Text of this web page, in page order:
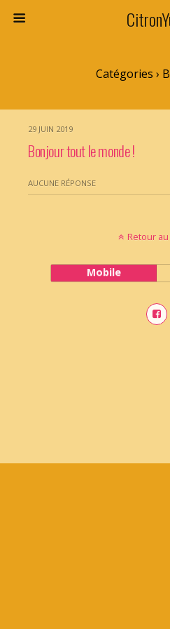
Catégories ›
29 JUIN 2019
Bonjour tout le monde !
AUCUNE RÉPONSE
Retour
Mobile